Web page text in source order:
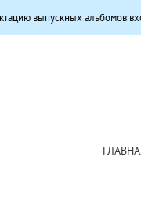
альбомов входит: